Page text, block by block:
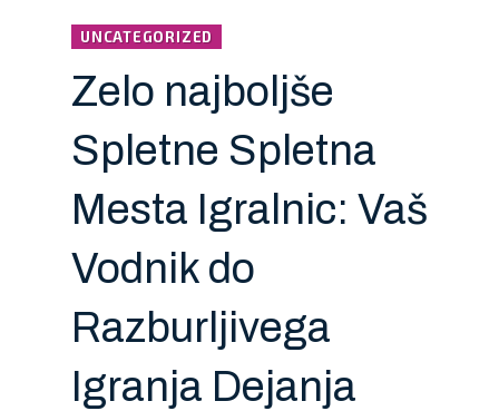
UNCATEGORIZED
Zelo najboljše
Spletne Spletna
Mesta Igralnic: Vaš
Vodnik do
Razburljivega
Igranja Dejanja